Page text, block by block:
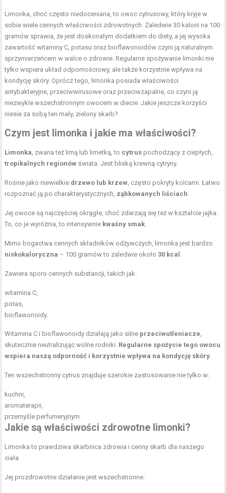
Limonka, choć często niedoceniana, to owoc cytrusowy, który kryje w
sobie wiele cennych właściwości zdrowotnych. Zaledwie 30 kalorii na 100
gramów sprawia, że jest doskonałym dodatkiem do diety, a jej wysoka
zawartość witaminy C, potasu oraz bioflawonoidów czyni ją naturalnym
sprzymierzeńcem w walce o zdrowie. Regularne spożywanie limonki nie
tylko wspiera układ odpornościowy, ale także korzystnie wpływa na
kondycję skóry. Oprócz tego, limonka posiada właściwości
antybakteryjne, przeciwwirusowe oraz przeciwzapalne, co czyni ją
niezwykle wszechstronnym owocem w diecie. Jakie jeszcze korzyści
niesie za sobą ten mały, zielony skarb?
Czym jest limonka i jakie ma właściwości?
Limonka , zwana też limą lub limetką, to cytrus pochodzący z ciepłych,
tropikalnych regionów świata. Jest bliską krewną cytryny.
Rośnie jako niewielkie drzewo lub krzew , często pokryty kolcami. Łatwo
rozpoznać ją po charakterystycznych, ząbkowanych liściach
Jej owoce są najczęściej okrągłe, choć zdarzają się też w kształcie jajka.
To, co je wyróżnia, to intensywnie kwaśny smak
Mimo bogactwa cennych składników odżywczych, limonka jest bardzo
niskokaloryczna – 100 gramów to zaledwie około30 kcal
Zawiera sporo cennych substancji, takich jak:
witamina C,
potas,
bioflawonoidy.
Witamina C i bioflawonoidy działają jako silne przeciwutleniacze
skutecznie neutralizując wolne rodniki. Regularne spożycie tego owocu
wspiera naszą odporność i korzystnie wpływa na kondycję skóry.
Ten wszechstronny cytrus znajduje szerokie zastosowanie nie tylko w:
kuchni,
aromaterapii,
przemyśle perfumeryjnym.
Jakie są właściwości zdrowotne limonki?
Limonka to prawdziwa skarbnica zdrowia i cenny skarb dla naszego
ciała.
Jej prozdrowotne działanie jest wszechstronne: